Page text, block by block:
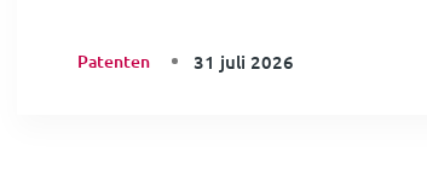
Patenten 31 juli 2026